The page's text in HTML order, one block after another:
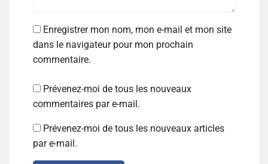
Enregistrer mon nom, mon e-mail et mon site
dans le navigateur pour mon prochain
commentaire.
Prévenez-moi de tous les nouveaux
commentaires par e-mail.
Prévenez-moi de tous les nouveaux articles
par e-mail.